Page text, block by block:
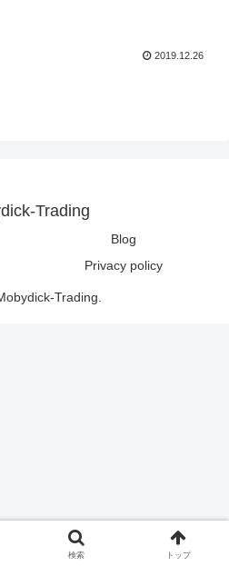
2019.12.26
Trading
Blog
Privacy policy
Trading.
検索 トップ